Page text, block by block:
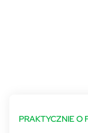
PRAKTYCZNIE O